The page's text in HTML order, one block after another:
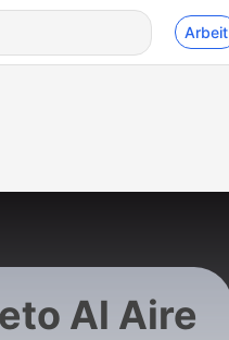
Arbeit
Al Aire